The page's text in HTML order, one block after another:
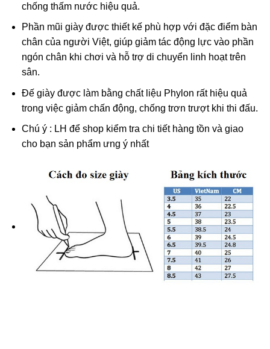
chống thấm nước hiệu quả.
Phần mũi giày được thiết kế phù hợp với đặc điểm bàn
chân của người Việt, giúp giảm tác động lực vào phần
ngón chân khi chơi và hỗ trợ di chuyển linh hoạt trên
sân.
Đế giày được làm bằng chất liệu Phylon rất hiệu quả
trong việc giảm chấn động, chống trơn trượt khi thi đấu.
Chú ý : LH để shop kiểm tra chi tiết hàng tồn và giao
cho bạn sản phẩm ưng ý nhất